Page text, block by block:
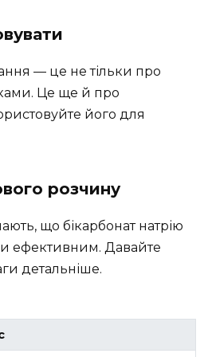
— це не тільки про
Це ще й про
його для
розчину
що бікарбонат натрію
ефективним. Давайте
детальніше.